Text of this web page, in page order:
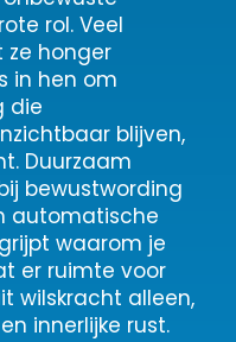
rol. Veel
honger
in hen om
die
blijven,
Duurzaam
bewustwording
automatische
waarom je
er ruimte voor
wilskracht alleen,
innerlijke rust.